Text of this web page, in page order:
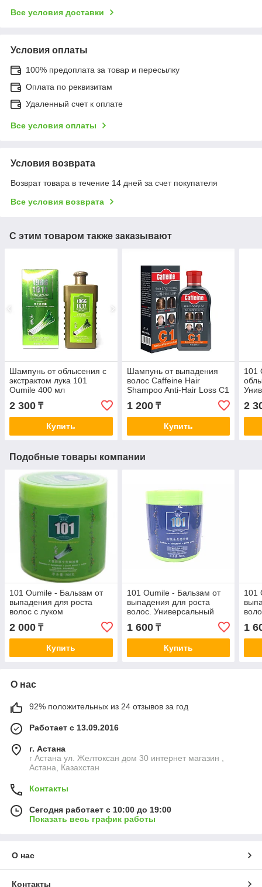
Все условия доставки
Условия оплаты
100% предоплата за товар и пересылку
Оплата по реквизитам
Удаленный счет к оплате
Все условия оплаты
Условия возврата
Возврат товара в течение 14 дней за счет покупателя
Все условия возврата
С этим товаром также заказывают
Шампунь от облысения с
экстрактом лука 101
Oumile 400 мл
2 300 ₸
Купить
Шампунь от выпадения
волос Caffeine Hair
Shampoo Anti-Hair Loss C1
1 200₸
Купить
101
2
Подобные товары компании
101 Oumile - Бальзам от
выпадения для роста
волос с луком
2 000 ₸
Купить
101 Oumile - Бальзам от
выпадения для роста
волос. Универсальный
1 600₸
Купить
101
1
О нас
92% положительных из 24 отзывов за год
Работает с 13.09.2016
г. Астана
г Астана ул. Желтоксан дом 30 интернет магазин ,
Астана, Казахстан
Контакты
Сегодня работает с 10:00 до 19:00
Показать весь график работы
О нас
Контакты